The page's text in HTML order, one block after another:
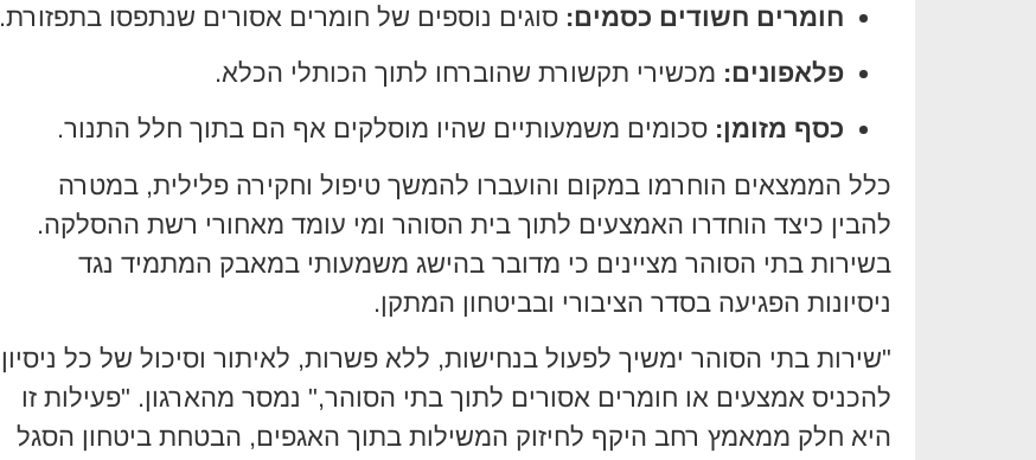
חומרים חשודים כסמים: סוגים נוספים של חומרים אסורים שנתפסו בתפזורת.
פלאפונים: מכשירי תקשורת שהוברחו לתוך הכותלי הכלא.
כסף מזומן: סכומים משמעותיים שהיו מוסלקים אף הם בתוך חלל התנור.
כלל הממצאים הוחרמו במקום והועברו להמשך טיפול וחקירה פלילית, במטרה
להבין כיצד הוחדרו האמצעים לתוך בית הסוהר ומי עומד מאחורי רשת ההסלקה.
בשירות בתי הסוהר מציינים כי מדובר בהישג משמעותי במאבק המתמיד נגד
ניסיונות הפגיעה בסדר הציבורי ובביטחון המתקן.
"שירות בתי הסוהר ימשיך לפעול בנחישות, ללא פשרות, לאיתור וסיכול של כל ניסיון
להכניס אמצעים או חומרים אסורים לתוך בתי הסוהר," נמסר מהארגון. "פעילות זו
היא חלק ממאמץ רחב היקף לחיזוק המשילות בתוך האגפים, הבטחת ביטחון הסגל